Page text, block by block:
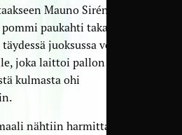
Mauno Sirénin
paukahti takatolpan
juoksussa vetoaan
joka laittoi pallon kahdella
kulmasta ohi
nähtiin harmittavasti